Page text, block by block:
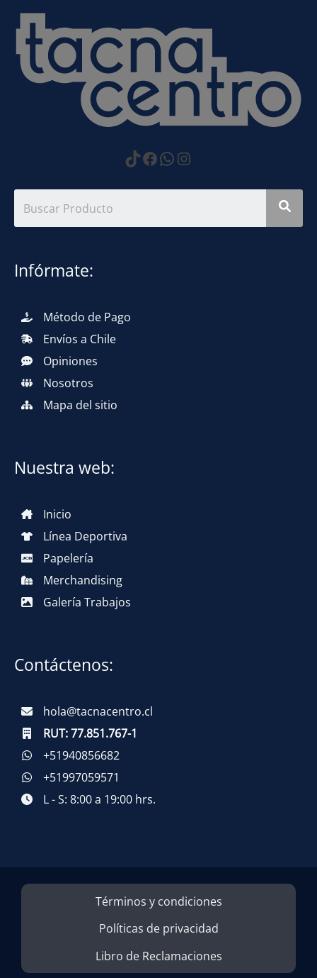
https://
Facebook
WhatsApp
Instagram
Infórmate:
Método de Pago
Envíos a Chile
Opiniones
Nosotros
Mapa del sitio
Nuestra web:
Inicio
Línea Deportiva
Papelería
Merchandising
Galería Trabajos
Contáctenos:
hola@tacnacentro.cl
RUT:77.851.767-1
+51940856682
+51997059571
L - S: 8:00 a 19:00 hrs.
Términos y condiciones
Políticas de privacidad
Libro de Reclamaciones